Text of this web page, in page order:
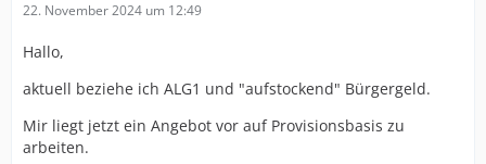
22. November 2024 um 12:49
Hallo,
aktuell beziehe ich ALG1 und "aufstockend" Bürgergeld.
Mir liegt jetzt ein Angebot vor auf Provisionsbasis zu
arbeiten.